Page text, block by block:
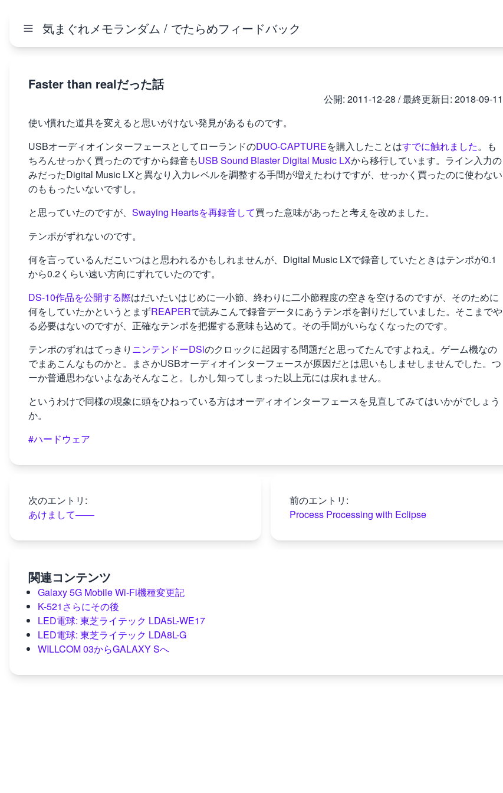
気まぐれメモランダム / でたらめフィードバック
Faster than realだった話
公開:2011-12-28 / 最終更新日:2018-09-11
使い慣れた道具を変えると思いがけない発見があるものです。
USBオーディオインターフェースとしてローランドのDUO-CAPTUREを購入したことはすでに触れました。も
ちろんせっかく買ったのですから録音もUSB Sound Blaster Digital Music LXから移行しています。ライン入力の
みだったDigital Music LXと異なり入力レベルを調整する手間が増えたわけですが、せっかく買ったのに使わない
のももったいないですし。
と思っていたのですが、 Swaying Heartsを再録音して買った意味があったと考えを改めました。
テンポがずれないのです。
何を言っているんだこいつはと思われるかもしれませんが、Digital Music LXで録音していたときはテンポが0.1
から0.2くらい速い方向にずれていたのです。
DS-10作品を公開する際はだいたいはじめに一小節、終わりに二小節程度の空きを空けるのですが、そのために
何をしていたかというとまずREAPERで読みこんで録音データにあうテンポを割りだしていました。そこまでや
る必要はないのですが、正確なテンポを把握する意味も込めて。その手間がいらなくなったのです。
テンポのずれはてっきり ニンテンドーDSiのクロックに起因する問題だと思ってたんですよねえ。ゲーム機なの
でまあこんなものかと。まさかUSBオーディオインターフェースが原因だとは思いもしませしませんでした。つ
ーか普通思わないよなあそんなこと。しかし知ってしまった以上元には戻れません。
というわけで同様の現象に頭をひねっている方はオーディオインターフェースを見直してみてはいかがでしょう
か。
#ハードウェア
次のエントリ:
あけまして――
前のエントリ:
Process Processing with Eclipse
関連コンテンツ
Galaxy 5G Mobile Wi-Fi機種変更記
K-521さらにその後
LED電球: 東芝ライテック LDA5L-WE17
LED電球: 東芝ライテック LDA8L-G
WILLCOM 03からGALAXY Sへ